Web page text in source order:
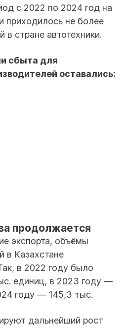
с 2022 по 2024 год на
приходилось не более
в стране автотехники.
сбыта для
оставались:
продолжается
экспорта, объёмы
в Казахстане
в 2022 году было
единиц, в 2023 году —
году — 145,3 тыс.
дальнейший рост